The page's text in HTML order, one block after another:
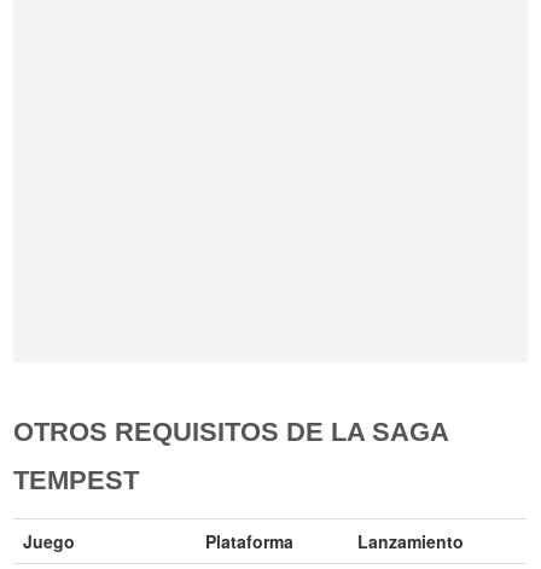
OTROS REQUISITOS DE LA SAGA
TEMPEST
Juego Plataforma
Lanzamiento